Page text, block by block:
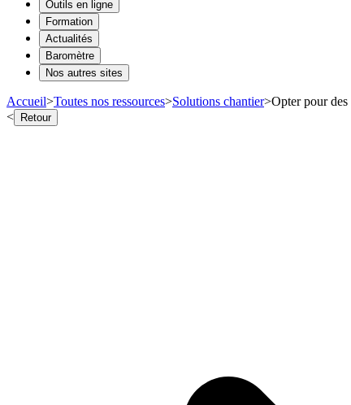
Outils en ligne
Formation
Actualités
Baromètre
Nos autres sites
Accueil>Toutes nos ressources>Solutions chantier>Opter pour
< Retour